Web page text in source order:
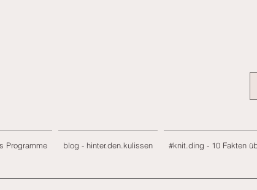
Programme blog - hinter.den.kulissen #knit.ding - 10 Fakten